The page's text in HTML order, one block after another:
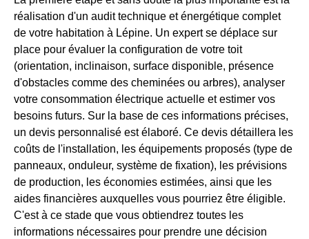
réalisation d'un audit technique et énergétique complet
de votre habitation à Lépine. Un expert se déplace sur
place pour évaluer la configuration de votre toit
(orientation, inclinaison, surface disponible, présence
d'obstacles comme des cheminées ou arbres), analyser
votre consommation électrique actuelle et estimer vos
besoins futurs. Sur la base de ces informations précises,
un devis personnalisé est élaboré. Ce devis détaillera les
coûts de l'installation, les équipements proposés (type de
panneaux, onduleur, système de fixation), les prévisions
de production, les économies estimées, ainsi que les
aides financières auxquelles vous pourriez être éligible.
C'est à ce stade que vous obtiendrez toutes les
informations nécessaires pour prendre une décision